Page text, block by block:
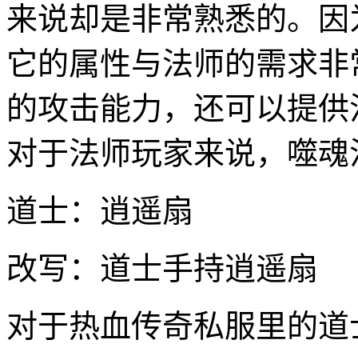
来说却是非常熟悉的。
它的属性与法师的需求
的攻击能力，还可以提
对于法师玩家来说，噬
道士：逍遥扇
改写：道士手持逍遥扇
对于热血传奇私服里的